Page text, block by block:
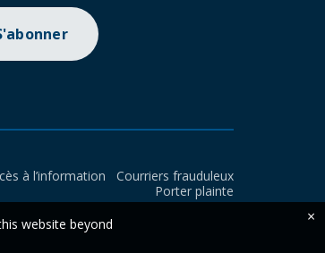
à l’information
Courriers frauduleux
Porter plainte
website beyond
×